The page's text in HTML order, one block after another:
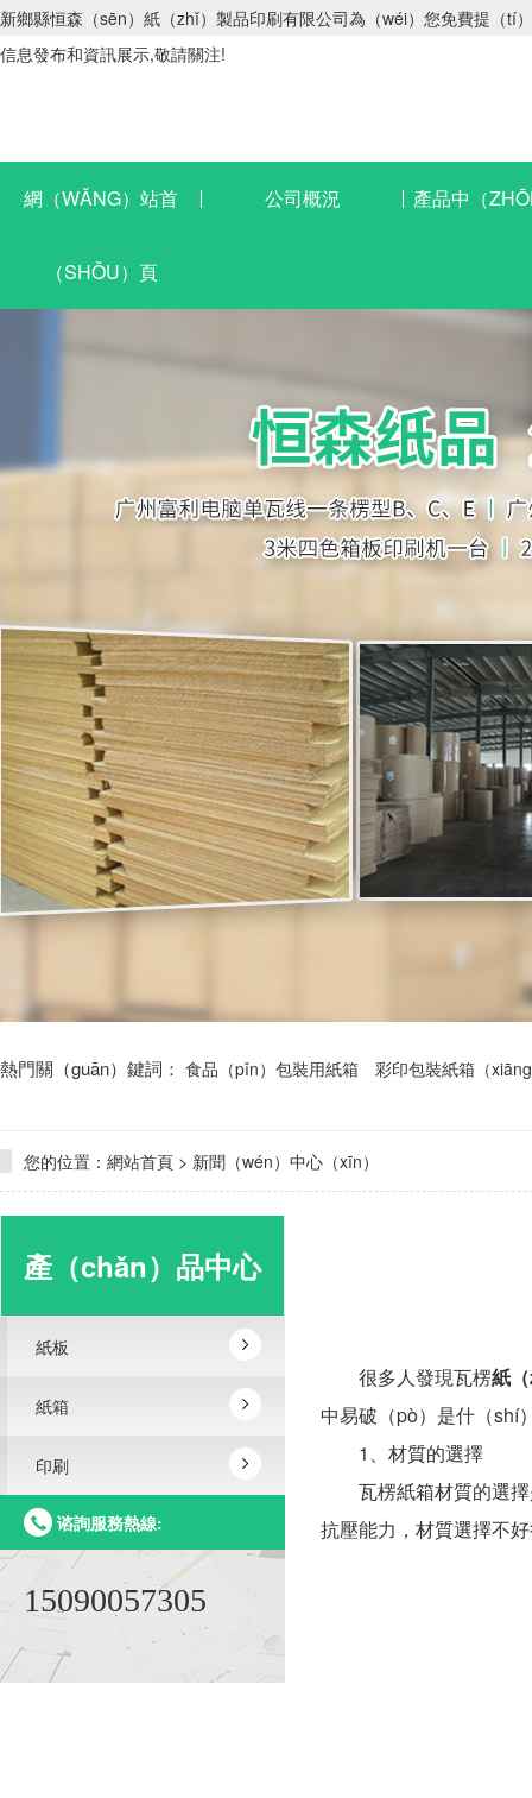
新鄉縣恒森（sēn）紙（zhǐ）製品印刷有限公司為（wéi）您免費提（
信息發布和資訊展示,敬請關注!
網（WǍNG）站首
（SHǑU）頁
公司概況 產品中（
熱門關（guān）鍵詞： 食品（pǐn）包裝用紙箱 彩印包裝紙箱（
您的位置： 網站首頁 > 新聞（wén）中心（xīn）
產（chǎn）品中心
紙板
紙箱
印刷
谘詢服務熱線:
15090057305
很多人發現瓦楞紙
中易破（pò）是什（shí
1、材質的選擇
瓦楞紙箱材質的選擇
抗壓能力，材質選擇不